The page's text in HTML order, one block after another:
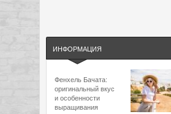
ИНФОРМАЦИЯ
Фенхель Бачата:
оригинальный вкус
и особенности
выращивания